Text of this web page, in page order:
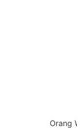
Orang